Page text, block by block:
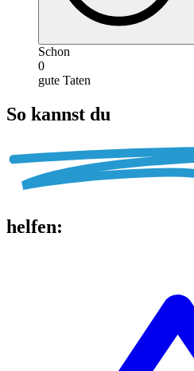
Schon
0
gute Taten
So kannst du
helfen: